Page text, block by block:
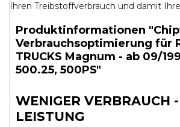
Ihren Treibstoffverbrauch und damit
Produktinformationen
Verbrauchsoptimierung für
TRUCKS Magnum - ab 09/
500.25, 500PS"
WENIGER VERBRAUCH
LEISTUNG